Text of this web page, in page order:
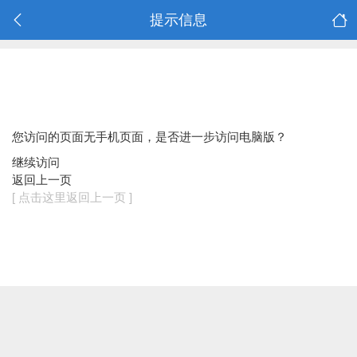
提示信息
您访问的页面无手机页面，是否进一步访问电脑版？
继续访问
返回上一页
[ 点击这里返回上一页 ]